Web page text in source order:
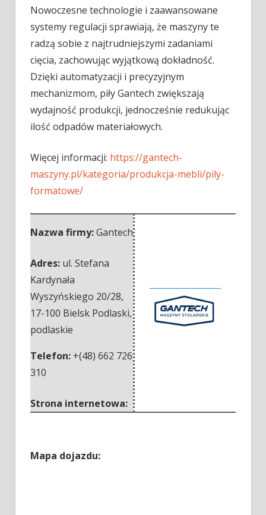
Nowoczesne technologie i zaawansowane
systemy regulacji sprawiają, że maszyny te
radzą sobie z najtrudniejszymi zadaniami
cięcia, zachowując wyjątkową dokładność.
Dzięki automatyzacji i precyzyjnym
mechanizmom, piły Gantech zwiększają
wydajność produkcji, jednocześnie redukując
ilość odpadów materiałowych.
Więcej informacji: https://gantech-
maszyny.pl/kategoria/produkcja-mebli/pily-
formatowe/
Nazwa firmy:Gantech
Adres: ul. Stefana
Kardynała
Wyszyńskiego 20/28,
17-100 Bielsk Podlaski,
podlaskie
Telefon: +(48) 662 726
310
Strona internetowa:
Mapa dojazdu: